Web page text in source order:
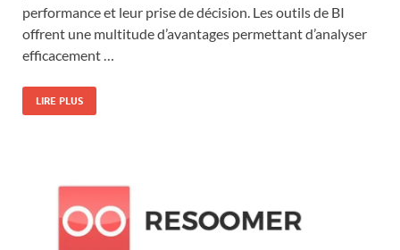
performance et leur prise de décision. Les outils de BI
offrent une multitude d’avantages permettant d’analyser
efficacement …
LIRE PLUS